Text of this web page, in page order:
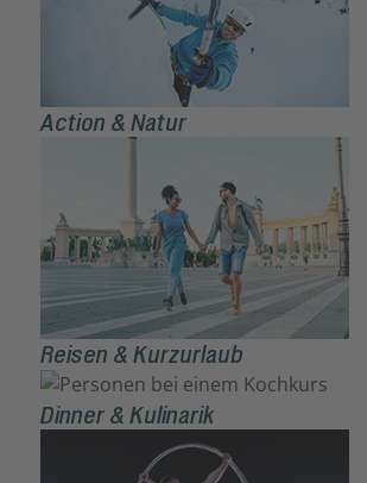
Action & Natur
Reisen & Kurzurlaub
Dinner & Kulinarik